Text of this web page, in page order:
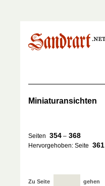
Miniaturansichten
Seiten 354 – 368
Hervorgehoben: Seite 361
Zu Seite gehen